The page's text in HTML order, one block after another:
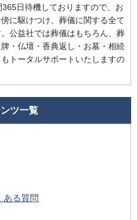
日待機しておりますので、お
に駆けつけ、葬儀に関する全て
公益社では葬儀はもちろん、葬
・仏壇・香典返し・お墓・相続
トータルサポートいたしますの
ツ一覧
ある質問